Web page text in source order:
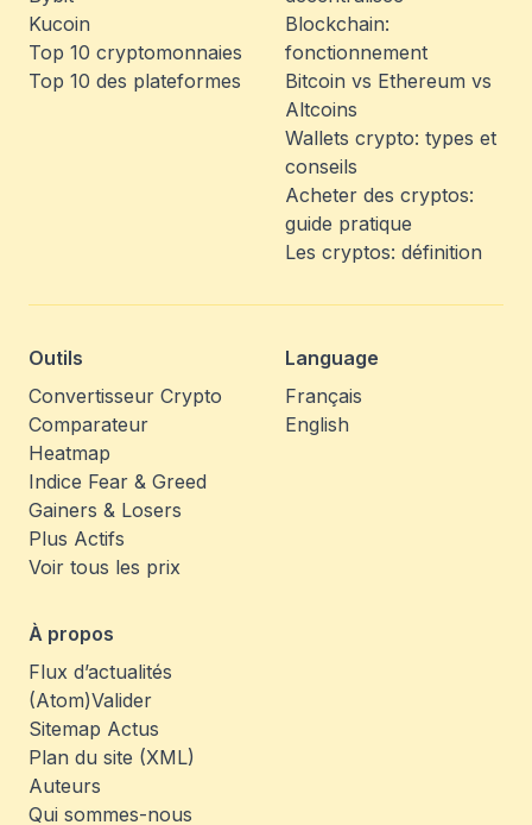
Kucoin
Top 10 cryptomonnaies
Top 10 des plateformes
Blockchain:
fonctionnement
Bitcoin vs Ethereum vs
Altcoins
Wallets crypto: types et
conseils
Acheter des cryptos:
guide pratique
Les cryptos: définition
Outils
Convertisseur Crypto
Comparateur
Heatmap
Indice Fear & Greed
Gainers & Losers
Plus Actifs
Voir tous les prix
Language
Français
English
À propos
Flux d’actualités
(Atom)Valider
Sitemap Actus
Plan du site (XML)
Auteurs
Qui sommes-nous